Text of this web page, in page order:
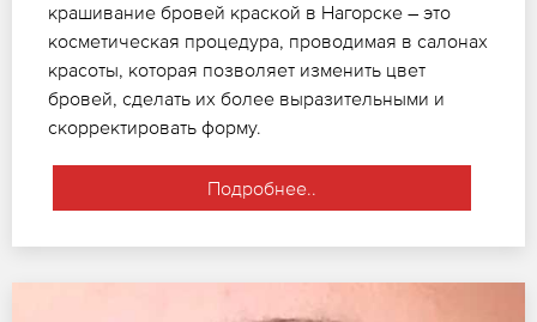
крашивание бровей краской в Нагорске – это
косметическая процедура, проводимая в салонах
красоты, которая позволяет изменить цвет
бровей, сделать их более выразительными и
скорректировать форму.
Подробнее..